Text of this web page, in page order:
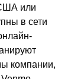
или
в сети
компании,